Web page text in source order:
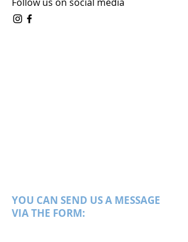
YOU CAN SEND US A MESSAGE
VIA THE FORM: